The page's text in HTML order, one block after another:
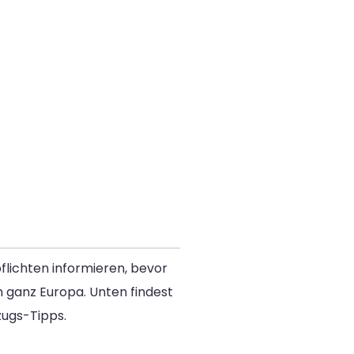
informieren, bevor
ganz Europa. Unten findest
Tipps.